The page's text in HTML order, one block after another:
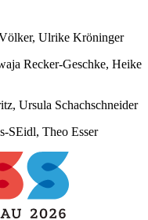
Ulrike Kröninger
Recker-Geschke, Heike
Ursula Schachschneider
SEidl, Theo Esser